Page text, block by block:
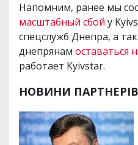
Напомним, ранее мы
масштабный сбой у
спецслужб Днепра, а
днепрянам оставаться
работает Kyivstar.